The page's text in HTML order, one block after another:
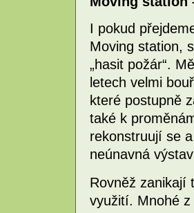
I pokud
Moving station,
„hasit požár“.
letech velmi
které postupně
také k
rekonstruují se
neúnavná
Rovněž zanikají
využití. Mnohé